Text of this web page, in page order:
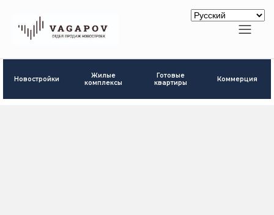
Новостройки
Жилые
комплексы
Готовые
квартиры
Коммерция